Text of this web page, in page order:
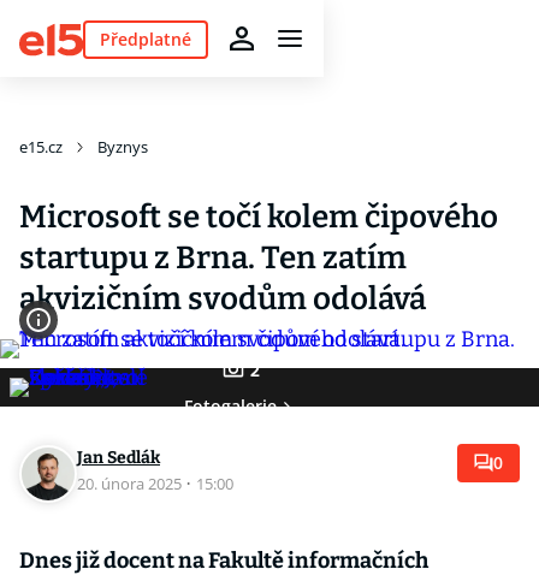
Předplatné
e15.cz Byznys
Microsoft se točí kolem čipového
startupu z Brna. Ten zatím
akvizičním svodům odolává
2
Fotogalerie
Jan Sedlák
20. února 2025 · 15:00
0
Dnes již docent na Fakultě informačních